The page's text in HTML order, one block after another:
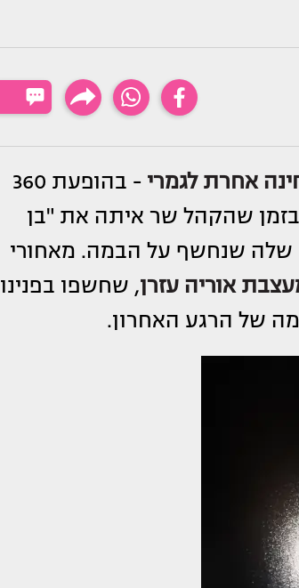
אחרת לגמרי
- בהופעת 360
שהקהל שר איתה את "בן
שלה שנחשף על הבמה. מאחורי
אוריה עזרן, שחשפו בפנינו
של הרגע האחרון.